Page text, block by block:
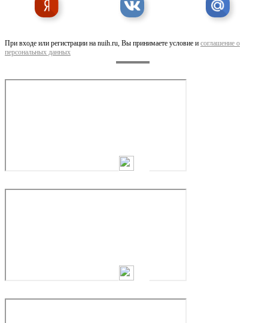
При входе или регистрации на nuih.ru, Вы принимаете условие и соглашение о
персональных данных